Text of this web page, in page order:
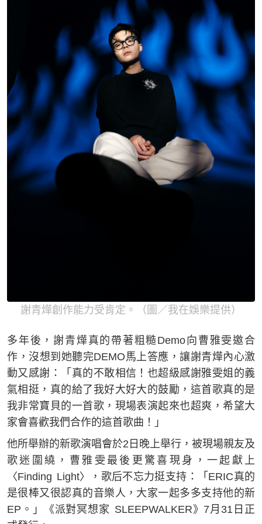
謝青燁創作能力受肯定。（圖／我在娛樂提供）
多年後，謝青燁真的帶著粗糙Demo向曹雅雯邀合
作，沒想到她聽完DEMO馬上答應，讓謝青燁內心激
動又感謝：「真的不敢相信！也超級感謝雅雯姐的義
氣相挺，真的給了我好大好大的鼓勵，這首歌真的是
我非常寶貝的一首歌，現場表演起來也超爽，希望大
家會喜歡我們合作的這首歌曲！」
他所舉辦的新歌演唱會於2日晚上舉行，被現場親友及
歌迷圍繞，曹雅雯最後更驚喜現身，一起獻上
〈Finding Light〉，歌后不忘力挺支持：「ERIC真的
是很棒又很認真的音樂人，大家一起多多支持他的新
EP。」《派對冥想家 SLEEPWALKER》7月31日正